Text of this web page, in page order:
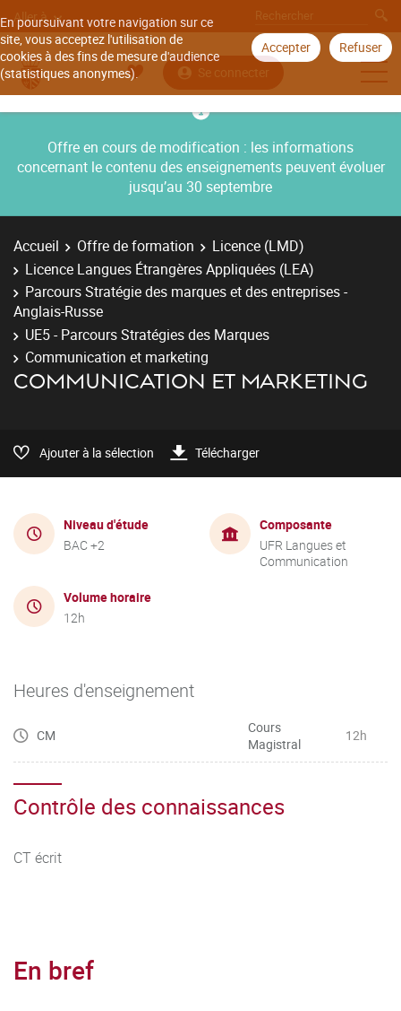
En poursuivant votre navigation sur ce
site, vous acceptez l'utilisation de
cookies à des fins de mesure d'audience
(statistiques anonymes).
Accepter Refuser
Aller à
Se connecter
Offre en cours de modification : les informations
concernant le contenu des enseignements peuvent évoluer
jusqu’au 30 septembre
Accueil Offre de formation
Licence (LMD)
Licence Langues Étrangères Appliquées (LEA)
Parcours Stratégie des marques et des entreprises -
Anglais-Russe
UE5 - Parcours Stratégies des Marques
Communication et marketing
COMMUNICATION ET MARKETING
Ajouter à la sélection Télécharger
Niveau d'étude
BAC +2
Composante
UFR Langues et
Communication
Volume horaire
12h
Heures d'enseignement
CM
Cours
Magistral
12h
Contrôle des connaissances
CT écrit
En bref